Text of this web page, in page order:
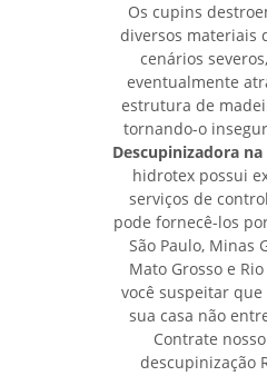
Os cupins
diversos materiais
cenários
eventualmente
estrutura de
tornando-o
Descupinizadora na
hidrotex possui
serviços de
pode fornecê-los
São Paulo, Minas
Mato Grosso e
você suspeitar
sua casa não
Contrate
descupinização